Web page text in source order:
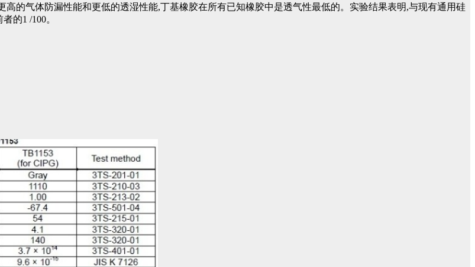
的气体防漏性能和更低的透湿性能,丁基橡胶在所有已知橡胶中是透气性最低的。实验结果表明,与现有通用硅
的1 /100。